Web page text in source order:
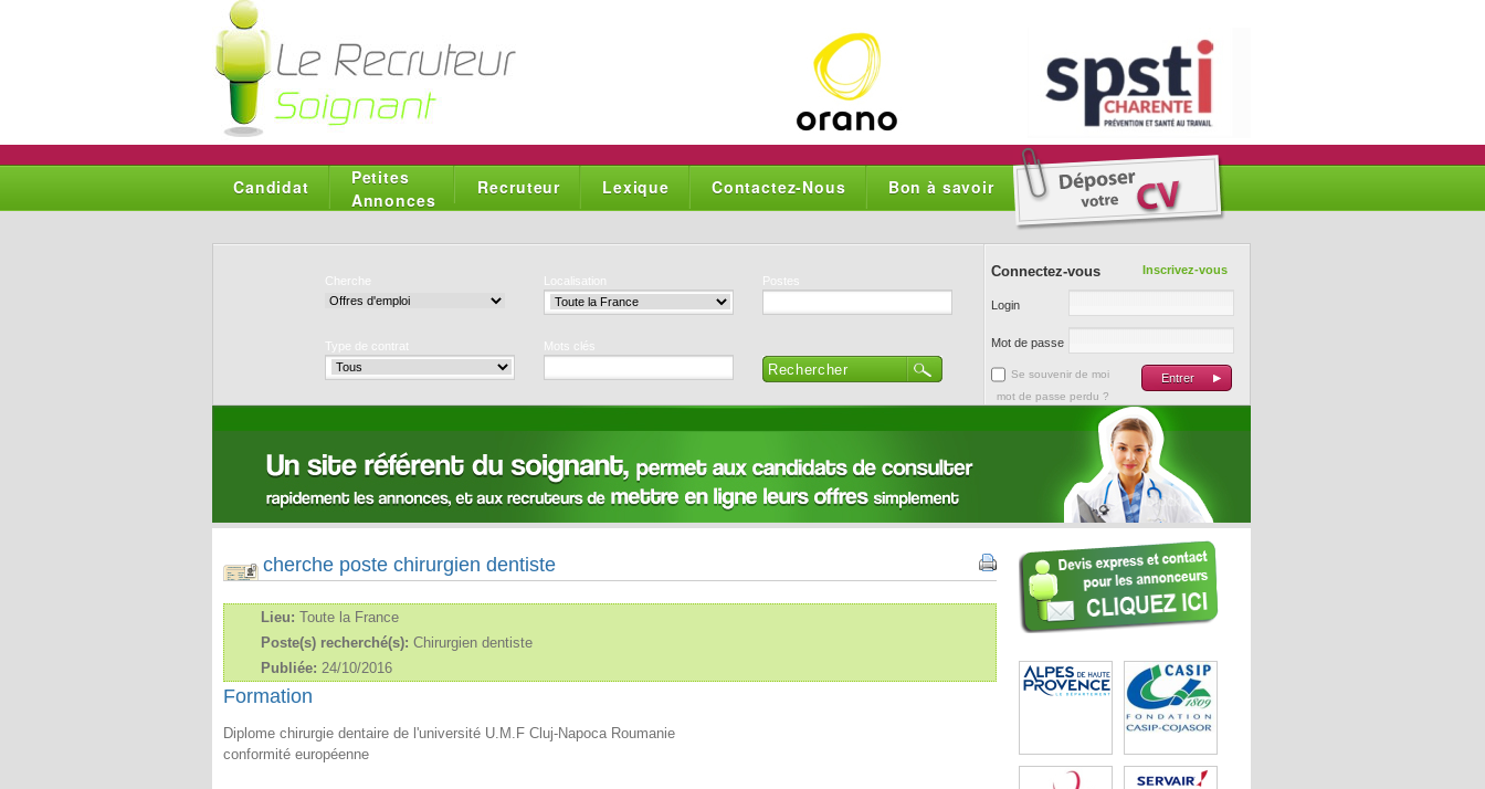
Candidat
Petites
Annonces
Recruteur Lexique Contactez-Nous Bon à savoir
Cherche Localisation Postes
Type de contrat Mots clés
Connectez-vous Inscrivez-vous
Login
Mot de passe
mot de passe perdu ?
Se souvenir de moi
cherche poste chirurgien dentiste
Lieu: Toute la France
Poste(s) recherché(s): Chirurgien dentiste
Publiée: 24/10/2016
Formation
Diplome chirurgie dentaire de l'université U.M.F Cluj-Napoca Roumanie
conformité européenne